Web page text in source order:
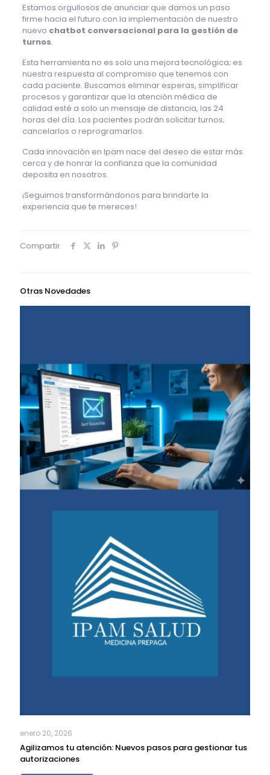
Estamos orgullosos de anunciar que damos un paso
firme hacia el futuro con la implementación de nuestro
nuevo chatbot conversacional para la gestión de
turnos.
Esta herramienta no es solo una mejora tecnológica; es
nuestra respuesta al compromiso que tenemos con
cada paciente. Buscamos eliminar esperas, simplificar
procesos y garantizar que la atención médica de
calidad esté a solo un mensaje de distancia, las 24
horas del día. Los pacientes podrán solicitar turnos;
cancelarlos o reprogramarlos.
Cada innovación en Ipam nace del deseo de estar más
cerca y de honrar la confianza que la comunidad
deposita en nosotros.
¡Seguimos transformándonos para brindarte la
experiencia que te mereces!
Compartir
Otras Novedades
enero 20, 2026
Agilizamos tu atención: Nuevos pasos para gestionar tus
autorizaciones